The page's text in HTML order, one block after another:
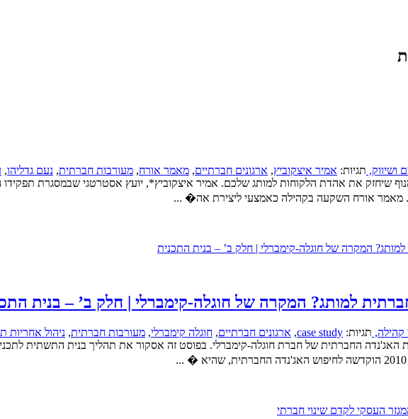
ושיווק, תגיות: אמיר איצקוביץ, ארגונים חברתיים, מאמר אורח, מעורבות חברתית, נעם גדליהו,
שיחזק את אהדת הלקוחות למותג שלכם. אמיר איצקוביץ*, יועץ אסטרטגי שבמסגרת
מאמר אורח השקעה בקהילה כאמצעי ליצירת אה� ...
למותג? המקרה של חוגלה-קימברלי | חלק ב’ – בנית
קהילה, תגיות: case study
, ארגונים חברתיים, חוגלה קימברלי, מעורבות חברתית, ניהול אחריות
האג'נדה החברתית של חברת חוגלה-קימברלי. בפוסט זה אסקור את תהליך בנית התשתית